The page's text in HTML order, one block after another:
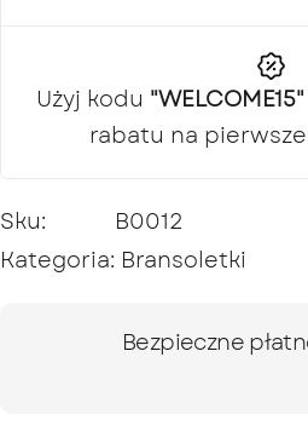
Użyj kodu "WELCOME15"
rabatu na
Sku:
B0012
Kategoria: Bransoletki
Bezpieczne